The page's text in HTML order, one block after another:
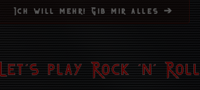
Ich will mehr! Gib mir alles ➔
play Rock ’n‘ Roll